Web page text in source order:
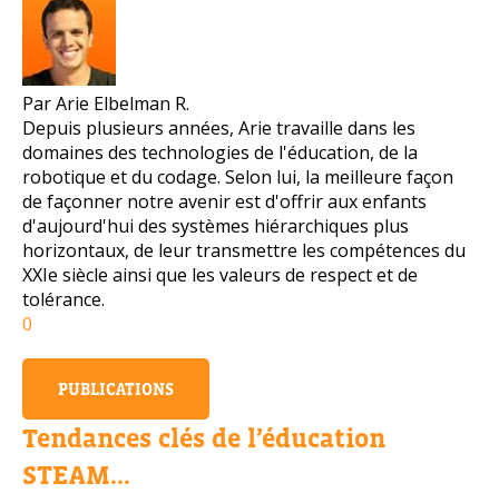
Par Arie Elbelman R.
Depuis plusieurs années, Arie travaille dans les
domaines des technologies de l'éducation, de la
robotique et du codage. Selon lui, la meilleure façon
de façonner notre avenir est d'offrir aux enfants
d'aujourd'hui des systèmes hiérarchiques plus
horizontaux, de leur transmettre les compétences du
XXIe siècle ainsi que les valeurs de respect et de
tolérance.
0
PUBLICATIONS
Tendances clés de l’éducation
STEAM...